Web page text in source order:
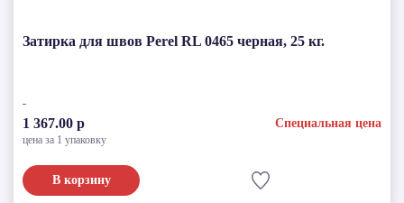
Затирка для швов Perel RL 0465 черная, 25 кг.
1 367.00 р Специальная цена
цена за 1 упаковку
В корзину